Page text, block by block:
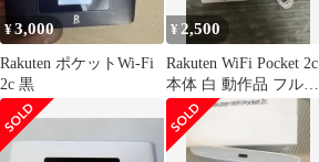
¥3,000
Rakuten ポケットWi-Fi
2c 黒
¥ 2,500
Rakuten WiFi Pocket 2c
本体 白 動作品 フルセ
ット